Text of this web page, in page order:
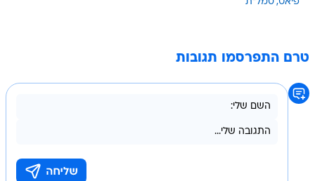
טרם התפרסמו תגובות